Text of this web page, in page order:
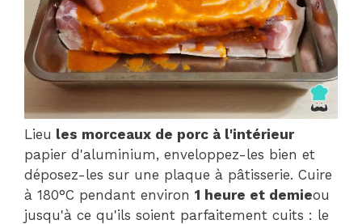
Lieu les morceaux de porc à l'intérieur
papier d'aluminium, enveloppez-les bien et
déposez-les sur une plaque à pâtisserie. Cuire
à 180°C pendant environ 1 heure et demieou
jusqu'à ce qu'ils soient parfaitement cuits : le